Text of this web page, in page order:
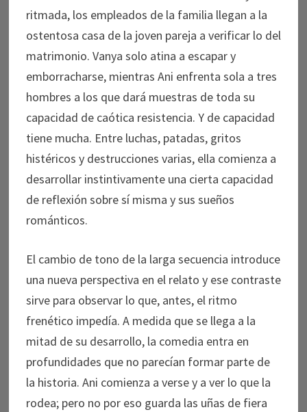
ritmada, los empleados de la familia llegan a la
ostentosa casa de la joven pareja a verificar lo del
matrimonio. Vanya solo atina a escapar y
emborracharse, mientras Ani enfrenta sola a tres
hombres a los que dará muestras de toda su
capacidad de caótica resistencia. Y de capacidad
tiene mucha. Entre luchas, patadas, gritos
histéricos y destrucciones varias, ella comienza a
desarrollar instintivamente una cierta capacidad
de reflexión sobre sí misma y sus sueños
románticos.
El cambio de tono de la larga secuencia introduce
una nueva perspectiva en el relato y ese contraste
sirve para observar lo que, antes, el ritmo
frenético impedía. A medida que se llega a la
mitad de su desarrollo, la comedia entra en
profundidades que no parecían formar parte de
la historia. Ani comienza a verse y a ver lo que la
rodea; pero no por eso guarda las uñas de fiera